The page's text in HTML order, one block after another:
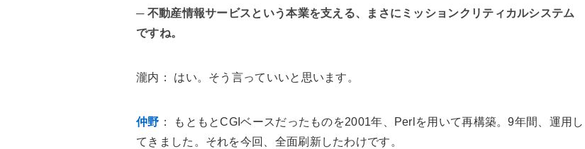
─ 不動産情報サービスという本業を支える、まさにミッションクリティカルシステム
ですね。
瀧内 ： はい。そう言っていいと思います。
仲野 ： もともとCGIベースだったものを2001年、Perlを用いて再構築。9年間、運用し
てきました。それを今回、全面刷新したわけです。